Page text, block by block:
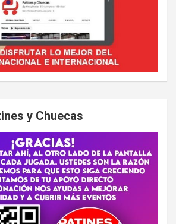
y Chuecas